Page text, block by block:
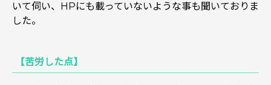
いて伺い、HPにも載っていないような事も聞いておりま
した。
【苦労した点】